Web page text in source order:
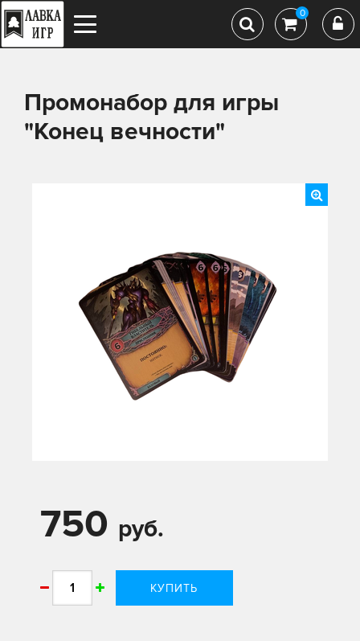
0
Промонабор для игры
"Конец вечности"
750 руб.
КУПИТЬ